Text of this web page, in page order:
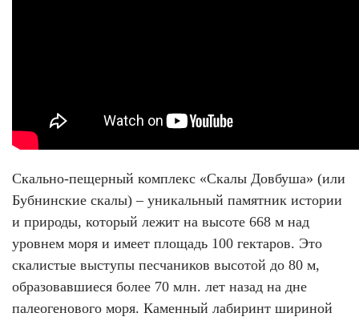
Скально-пещерный комплекс «Скалы Довбуша» (или
Бубнинские скалы) – уникальный памятник истории
и природы, который лежит на высоте 668 м над
уровнем моря и имеет площадь 100 гектаров. Это
скалистые выступы песчаников высотой до 80 м,
образовавшиеся более 70 млн. лет назад на дне
палеогенового моря. Каменный лабиринт шириной